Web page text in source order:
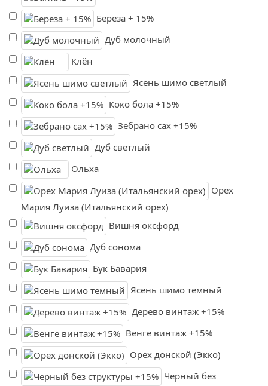
Береза + 15%
Дуб молочный
Клён
Ясень шимо светлый
Коко бола +15%
Зебрано сах +15%
Дуб светлый
Ольха
Орех
Мария Луиза (Итальянский орех)
Вишня оксфорд
Дуб сонома
Бук Бавария
Ясень шимо темный
Дерево винтаж +15%
Венге винтаж +15%
Орех донской (Экко)
Черный без